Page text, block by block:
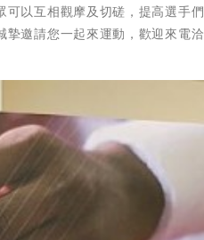
以互相觀摩及切磋，提高選手們
邀請您一起來運動，歡迎來電洽